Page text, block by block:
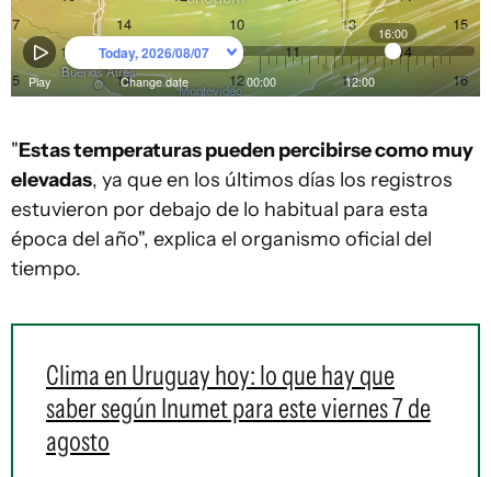
"Estas temperaturas pueden percibirse como muy
elevadas, ya que en los últimos días los registros
estuvieron por debajo de lo habitual para esta
época del año", explica el organismo oficial del
tiempo.
Clima en Uruguay hoy: lo que hay que
saber según Inumet para este viernes 7 de
agosto